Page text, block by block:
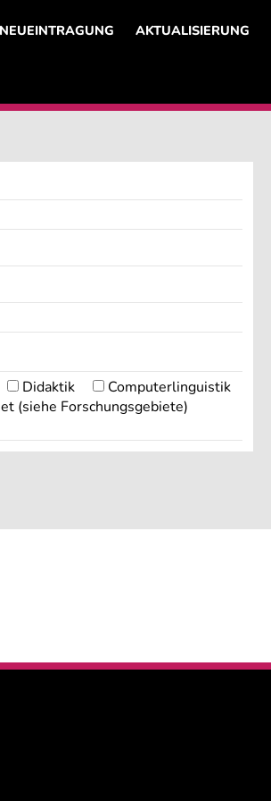
NEUEINTRAGUNG AKTUALISIERUNG
Didaktik
Computerlinguistik
(siehe Forschungsgebiete)